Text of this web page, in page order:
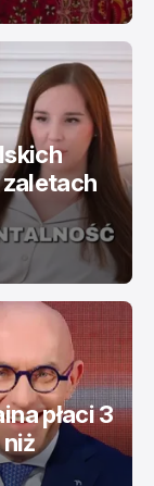
zaletach
płaci 3
niż